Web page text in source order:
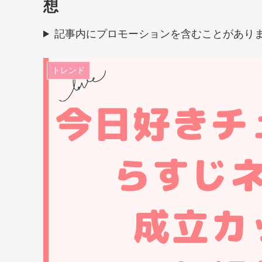
想
記事内にプロモーションを含むことがあり
トレンド